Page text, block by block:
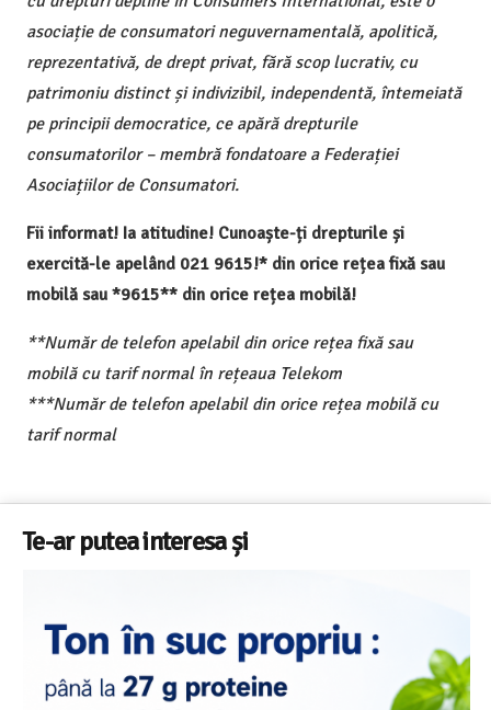
asociație de consumatori neguvernamentală, apolitică,
reprezentativă, de drept privat, fără scop lucrativ, cu
patrimoniu distinct și indivizibil, independentă, întemeiată
pe principii democratice, ce apără drepturile
consumatorilor – membră fondatoare a Federației
Asociațiilor de Consumatori.
Fii informat! Ia atitudine! Cunoaște-ți drepturile și
exercită-le apelând 021 9615!* din orice rețea fixă sau
mobilă sau *9615** din orice rețea mobilă!
**Număr de telefon apelabil din orice rețea fixă sau
mobilă cu tarif normal în rețeaua Telekom
***Număr de telefon apelabil din orice rețea mobilă cu
tarif normal
Te-ar putea interesa și